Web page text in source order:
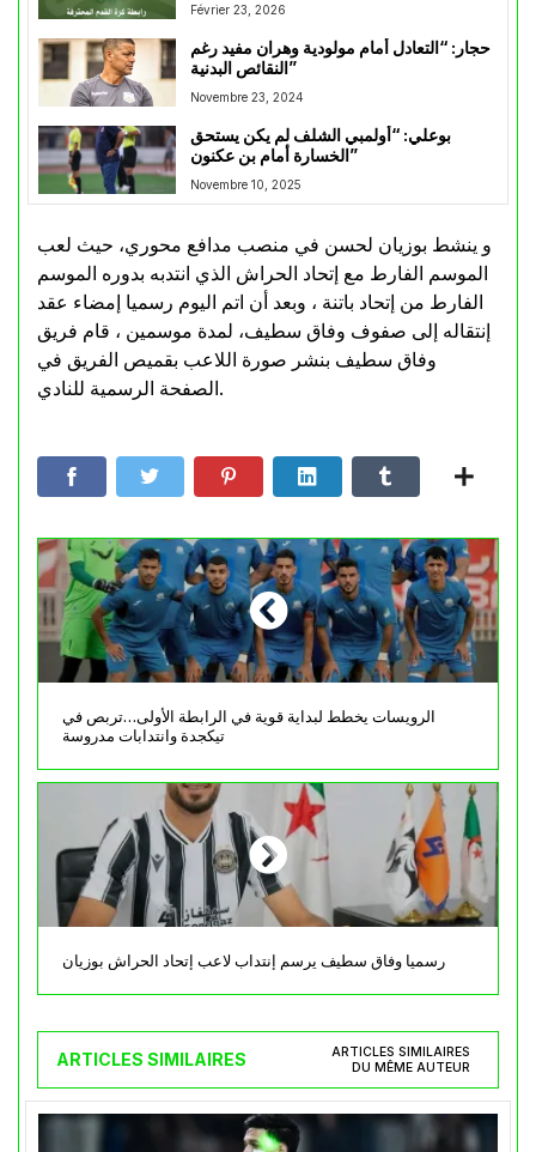
Février 23, 2026
حجار: “التعادل أمام مولودية وهران مفيد رغم
النقائص البدنية”
Novembre 23, 2024
بوعلي: “أولمبي الشلف لم يكن يستحق
الخسارة أمام بن عكنون”
Novembre 10, 2025
و ينشط بوزيان لحسن في منصب مدافع محوري، حيث لعب
الموسم الفارط مع إتحاد الحراش الذي انتدبه بدوره الموسم
الفارط من إتحاد باتنة ، وبعد أن اتم اليوم رسميا إمضاء عقد
إنتقاله إلى صفوف وفاق سطيف، لمدة موسمين ، قام فريق
وفاق سطيف بنشر صورة اللاعب بقميص الفريق في
الصفحة الرسمية للنادي.
الرويسات يخطط لبداية قوية في الرابطة الأولى…تربص في
تيكجدة وانتدابات مدروسة
رسميا وفاق سطيف يرسم إنتداب لاعب إتحاد الحراش بوزيان
ARTICLES SIMILAIRES
ARTICLES SIMILAIRES
DU MÊME AUTEUR